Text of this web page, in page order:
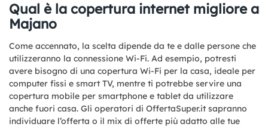
Qual è la copertura internet migliore a
Majano
Come accennato, la scelta dipende da te e dalle persone che
utilizzeranno la connessione Wi-Fi. Ad esempio, potresti
avere bisogno di una copertura Wi-Fi per la casa, ideale per
computer fissi e smart TV, mentre ti potrebbe servire una
copertura mobile per smartphone e tablet da utilizzare
anche fuori casa. Gli operatori di OffertaSuper.it sapranno
individuare l’offerta o il mix di offerte più adatto alle tue